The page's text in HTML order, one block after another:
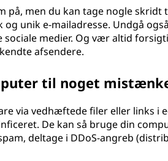
på, men du kan tage nogle skridt
unik e-mailadresse. Undgå
medier. Og vær altid
afsendere.
til noget
via vedhæftede filer eller links i
De kan så bruge din
deltage i DDoS-angreb